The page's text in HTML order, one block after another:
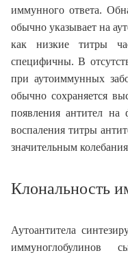
иммунного ответа.
обычно указывает на
как низкие титры
специфичны. В
при аутоиммунных
обычно сохраняется
появления антител
воспаления титры
значительным
Клональность
Аутоантитела
иммуноглобулинов